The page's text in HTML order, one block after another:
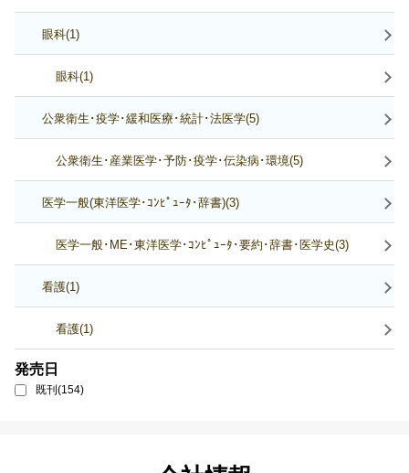
眼科(1)
眼科(1)
公衆衛生･疫学･緩和医療･統計･法医学(5)
公衆衛生･産業医学･予防･疫学･伝染病･環境(5)
医学一般(東洋医学･ｺﾝﾋﾟｭｰﾀ･辞書)(3)
医学一般･ME･東洋医学･ｺﾝﾋﾟｭｰﾀ･要約･辞書･医学史(3)
看護(1)
看護(1)
発売日
既刊(154)